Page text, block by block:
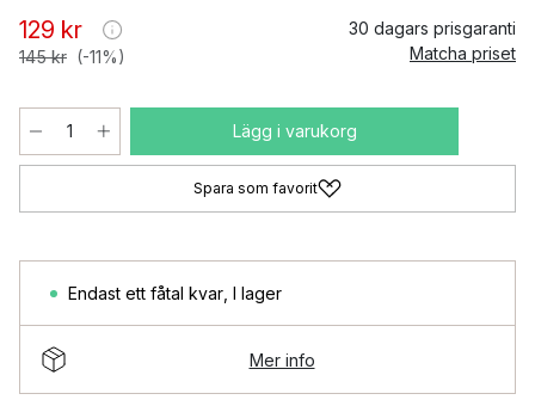
129 kr
145 kr (-11%)
30 dagars prisgaranti
Matcha priset
Lägg i varukorg
Spara som favorit
Endast ett fåtal kvar I lager
Mer info